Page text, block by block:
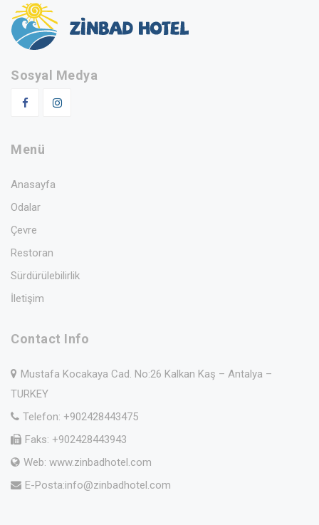
Sosyal Medya
Menü
Anasayfa
Odalar
Çevre
Restoran
Sürdürülebilirlik
İletişim
Contact Info
Mustafa Kocakaya Cad. No:26 Kalkan Kaş – Antalya –
TURKEY
Telefon: +902428443475
Faks: +902428443943
Web: www.zinbadhotel.com
E-Posta:info@zinbadhotel.com